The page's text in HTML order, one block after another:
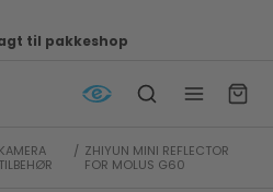
af e-mærket
KAMERA
TILBEHØR
/ ZHIYUN MINI REFLECTOR
FOR MOLUS G60